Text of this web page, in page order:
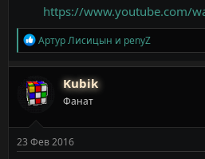
https://www.youtube.com/
Р
е
а
ц
и
Артур Лисицын и penyZ
Kubik
Фанат
23 Фев 2016